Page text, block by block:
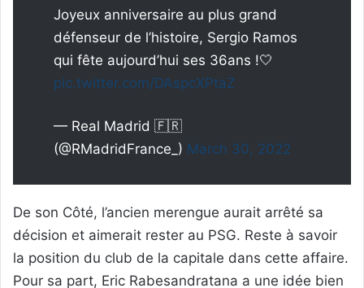
Joyeux anniversaire au plus grand
défenseur de l’histoire, Sergio Ramos
qui fête aujourd’hui ses 36ans !🤍
pic.twitter.com/DAspcXPtaZ
— Real Madrid 🇫🇷
(@RMadridFrance_) March 30, 2022
De son Côté, l’ancien merengue aurait arrêté sa
décision et aimerait rester au PSG. Reste à savoir
la position du club de la capitale dans cette affaire.
Pour sa part, Eric Rabesandratana a une idée bien